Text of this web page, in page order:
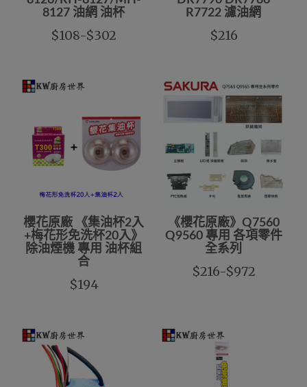
8127 油網 油杯
$108-$302
R7722 濾油網
$216
櫻花原廠 《集油杯2入
+梅花形免洗杯20入》
除油煙機 專用 油杯組
合
$194
《櫻花原廠》Q7560
Q9560 專用 各項零件
全系列
$216-$972